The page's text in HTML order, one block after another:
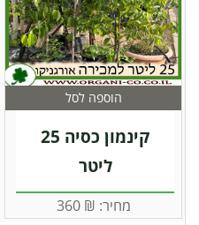
הוספה לסל
קינמון כסיה 25
ליטר
מחיר: ₪
360